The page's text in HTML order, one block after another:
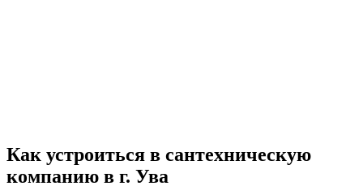
Как устроиться в сантехническую
компанию в г. Ува